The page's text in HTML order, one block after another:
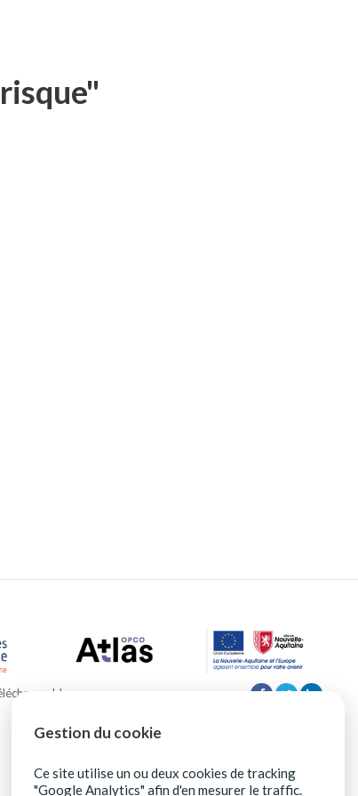
Gestion du cookie
Ce site utilise un ou deux cookies de tracking
"Google Analytics" afin d'en mesurer le traffic.